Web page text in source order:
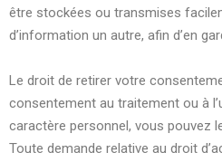
être stockées ou transmises
d’information un autre, afin d’en
Le droit de retirer votre
consentement au traitement ou à
caractère personnel, vous pouvez
Toute demande relative au droit